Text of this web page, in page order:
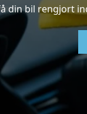
din bil rengjort